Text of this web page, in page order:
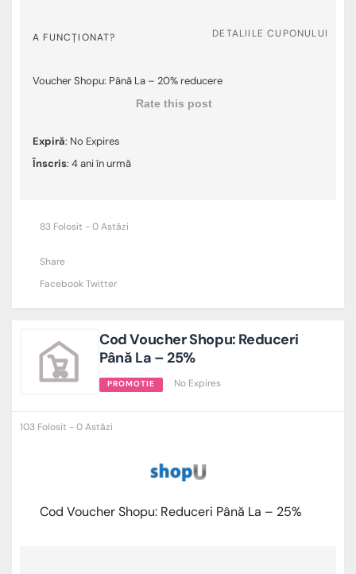
A FUNCȚIONAT? DETALIILE CUPONULUI
Voucher Shopu: Până La – 20% reducere
Rate this post
Expiră: No Expires
Înscris: 4 ani în urmă
83 Folosit - 0 Astăzi
Share
FacebookTwitter
Cod Voucher Shopu: Reduceri
Până La – 25%
PROMOTIE No Expires
103 Folosit - 0 Astăzi
Cod Voucher Shopu: Reduceri Până La – 25%